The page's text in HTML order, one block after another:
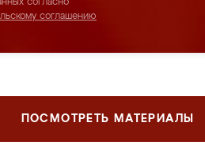
согласно
соглашению
ПОСМОТРЕТЬ МАТЕРИАЛЫ